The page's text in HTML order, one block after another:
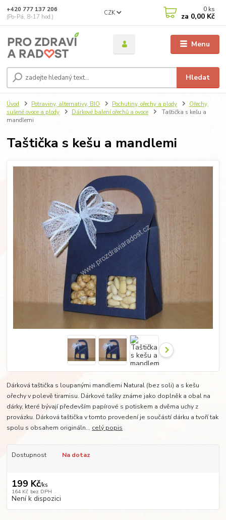
Menu
CZK
Hledat
+420 777 137 206
(Po-Pá, 8-17 hod.)
0 ks
za 0,00 Kč
Úvod Potraviny, alternativy, BIO Pochutiny, ořechy a plody
Ořechy,
sušené ovoce a plody
Dárkové balení ořechů a ovoce
Taštička s kešu a
mandlemi
Taštička s kešu a mandlemi
Dárková taštička s loupanými mandlemi Natural (bez soli) a s kešu
ořechy v polevě tiramisu. Dárkové tašky známe jako doplněk a obal na
dárky, které bývají především papírové s potiskem a dvěma uchy z
provázku. Dárková taštička v tomto provedení je součástí dárku a tvoří tak
spolu s obsahem origináln... celý popis
Dostupnost Na dotaz
199 Kč/ks
164 Kč bez DPH
Není k dispozici